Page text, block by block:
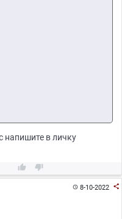
напишите в личку
 
8-10-2022 